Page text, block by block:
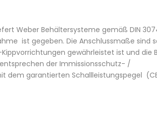
Weber Behältersysteme gemäß DIN
ist gegeben. Die Anschlussmaße sind
gewährleistet ist und die
der Immissionsschutz- /
dem garantierten Schallleistungspegel